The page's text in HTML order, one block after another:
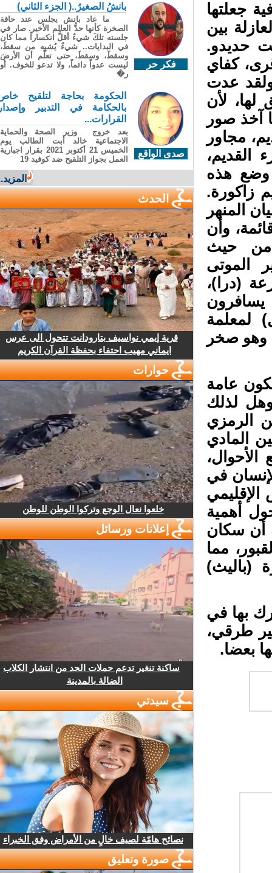
جعلتها
بين
حديدو.
كفاي
عدت
لأن
آخذ صور
مجاور
وضع هذه
زاكورة.
المنهر
وأن
من حيث
الموتى
(درا)،
لمعلمة
وهو صخر
عامة
لذلك
الرمزي
المادي
في
أهمية
أن سكان
مما
بها في
طرقي،
بعضا.
فكر حر
بانشُ الصغيرُ..( الجزء الثاني)
ما عاد بانش يجلس عند حافة
الصخرة كأنها حدُّ العالم الأخير. صار في
جلسته تلكَ شيءٌ أقلُّ انكساراً مما كان
في البدايات.. شيءٌ يُشبِه من سقطَ،
وسقطَ، وسقطَ، حتى تعلّم أن الأرضَ
ليست عدواً دائماً، ولا تدعو للخوف. أو
ر�
صدى الواقع
الحكومة بحاجة لتلقيح خاص
بالحكامة في التدبير وإصدار
القرارات...
بعد خروج وزير الصحة والحماية
الاجتماعية خالد أبت الطالب يوم
الخميس 21 أكتوبر 2021 بقرار اجبارية
العمل بجواز التلقيح ضد كوفيد 19
المزيد...
الحدث
قرية إيمي نواسيف بتارودانت تتحول الى عرس
ايماني مهيب احتفاء بحفظة القرآن الكريم
حوارات
خلعوا نعال الوجع وتركوا الوطن للوطن
إعلانات ورسائل
ساكنة تنغير تدعم حملات الحد من انتشار الكلاب
الضالة بالمدينة
سيدتي
نصائح هامّة لصيف خالٍ من الأمراض وفق الخبراء
صورة وتعليق